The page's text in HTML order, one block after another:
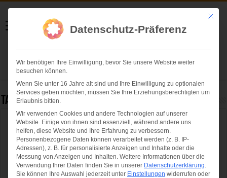
Helmut Swoboda
Fotografie
Herzlich willkommen
Tag Archives:
Night of the Jumps 2015 – David Rinaldo
gewinnt in München
Mit
Datenschutz-Präferenz
Wir benötigen Ihre Einwilligung, bevor Sie unsere Website weiter
besuchen können.
Wenn Sie unter 16 Jahre alt sind und Ihre Einwilligung zu optionalen
Services geben möchten, müssen Sie Ihre Erziehungsberechtigten um
Erlaubnis bitten.
Wir verwenden Cookies und andere Technologien auf unserer
Website. Einige von ihnen sind essenziell, während andere uns
helfen, diese Website und Ihre Erfahrung zu verbessern.
Personenbezogene Daten können verarbeitet werden (z. B. IP-
Adressen), z. B. für personalisierte Anzeigen und Inhalte oder die
Messung von Anzeigen und Inhalten. Weitere Informationen über die
Verwendung Ihrer Daten finden Sie in unserer Datenschutzerklärung.
Sie können Ihre Auswahl jederzeit unter Einstellungen widerrufen oder